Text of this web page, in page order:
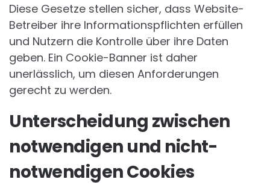
Diese Gesetze stellen sicher, dass Website-
Betreiber ihre Informationspflichten erfüllen
und Nutzern die Kontrolle über ihre Daten
geben. Ein Cookie-Banner ist daher
unerlässlich, um diesen Anforderungen
gerecht zu werden.
Unterscheidung zwischen
notwendigen und nicht-
notwendigen Cookies